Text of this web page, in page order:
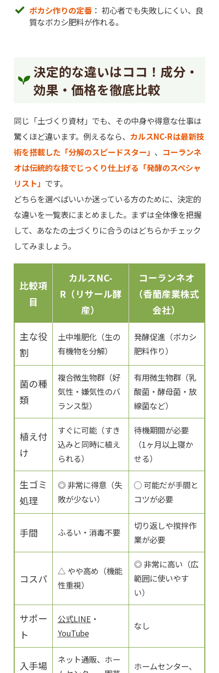
ボカシ作りの定番： 初心者でも失敗しにくい、良
質なボカシ肥料が作れる。
決定的な違いはココ！成分・
効果・価格を徹底比較
同じ「土づくり資材」でも、その中身や得意な仕事は
驚くほど違います。例えるなら、 カルスNC-Rは最新技
術を搭載した「分解のスピードスター」 、 コーランネ
オは伝統的な技でじっくり仕上げる「発酵のスペシャ
リスト」 です。
どちらを選べばいいか迷っている方のために、決定的
な違いを一覧表にまとめました。まずは全体像を把握
して、あなたの土づくりに合うのはどちらかチェック
してみましょう。
比較項
目
カルスNC-
R（リサール酵
産）
コーランネオ
（香蘭産業株式
会社）
主な役
割
土中堆肥化（生の
有機物を分解）
発酵促進（ボカシ
肥料作り）
菌の種
類
複合微生物群（好
気性・嫌気性のバ
ランス型）
有用微生物群（乳
酸菌・酵母菌・放
線菌など）
植え付
け
すぐに可能（すき
込みと同時に植え
られる）
待機期間が必要
（1ヶ月以上寝か
せる）
生ゴミ
処理
◎ 非常に得意（失
敗が少ない）
◯ 可能だが手間と
コツが必要
手間 ふるい・消毒不要
切り返しや撹拌作
業が必要
コスパ
△ やや高め（機能
性重視）
◎ 非常に高い（広
範囲に使いやす
い）
サポー
ト
公式LINE ・
YouTube
なし
入手場
ネット通販、ホー
ホームセンター、